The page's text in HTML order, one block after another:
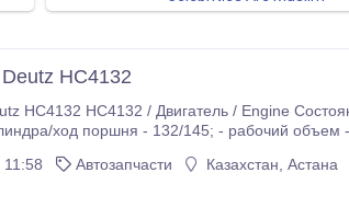
HC4132
характеристики: - количество цилиндров - 4;
145; - рабочий объем - 7, 9 л; - мощность - 175-192 кВт; - габариты (ДxШxВ) -
Условия заказа и доставки уточняйте у менеджеров.
11:58 Автозапчасти Казахстан, Астана